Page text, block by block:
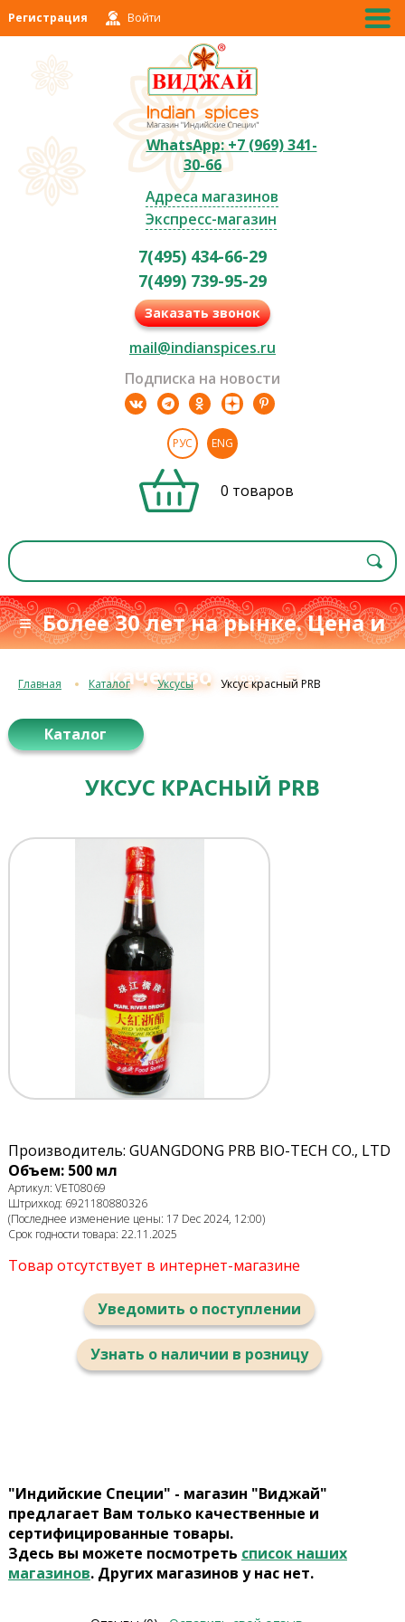
Регистрация Войти
WhatsApp: +7 (969) 341-
30-66
Адреса магазинов
Экспресс-магазин
7(495) 434-66-29
7(499) 739-95-29
Заказать звонок
mail@indianspices.ru
Подписка на новости
РУС ENG
0 товаров
≡ Более 30 лет на рынке. Цена и
качествос 1993 г.≡
Главная Каталог Уксусы Уксус красный PRB
Каталог
УКСУС КРАСНЫЙ PRB
Производитель: GUANGDONG PRB BIO-TECH CO., LTD
Объем: 500 мл
Артикул: VET08069
Штрихкод: 6921180880326
(Последнее изменение цены: 17 Dec 2024, 12:00)
Срок годности товара: 22.11.2025
Товар отсутствует в интернет-магазине
Уведомить о поступлении
Узнать о наличии в розницу
"Индийские Специи" - магазин "Виджай"
предлагает Вам только качественные и
сертифицированные товары.
Здесь вы можете посмотреть список наших
магазинов. Других магазинов у нас нет.